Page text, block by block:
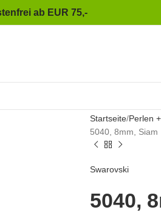
ab EUR 75,-
Startseite Perlen
5040, 8mm, Siam
Swarovski
5040,